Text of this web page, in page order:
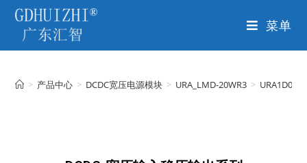
菜单
> 产品中心 > DCDC宽压电源模块 > URA_LMD-20WR3 >